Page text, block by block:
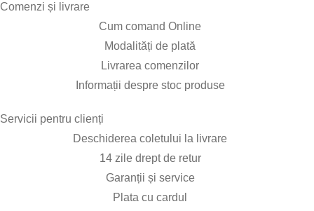
Comenzi și livrare​
Cum comand Online
Modalități de plată
Livrarea comenzilor
Informații despre stoc produse
Servicii pentru clienți​
Deschiderea coletului la livrare
14 zile drept de retur
Garanții și service
Plata cu cardul